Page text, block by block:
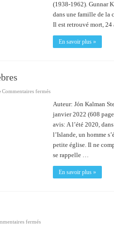
(1938-1962). Gunnar
dans une famille de la
Il est retrouvé mort,
En savoir plus »
Commentaires ferméssur
absence
n’est
que
ténèbres
Auteur: Jón Kalman
janvier 2022 (608
avis: A l’été 2020,
l’Islande, un homme
petite église. Il ne
se rappelle …
En savoir plus »
ferméssur